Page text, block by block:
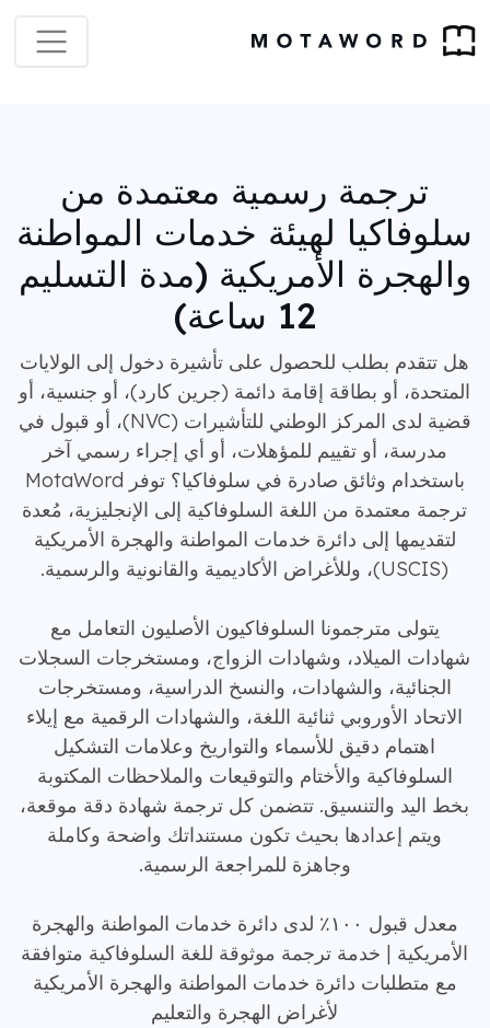
ترجمة رسمية معتمدة من
سلوفاكيا لهيئة خدمات المواطنة
والهجرة الأمريكية (مدة التسليم
12 ساعة)
هل تتقدم بطلب للحصول على تأشيرة دخول إلى الولايات
المتحدة، أو بطاقة إقامة دائمة (جرين كارد)، أو جنسية، أو
قضية لدى المركز الوطني للتأشيرات (NVC)، أو قبول في
مدرسة، أو تقييم للمؤهلات، أو أي إجراء رسمي آخر
باستخدام وثائق صادرة في سلوفاكيا؟ توفر MotaWord
ترجمة معتمدة من اللغة السلوفاكية إلى الإنجليزية، مُعدة
لتقديمها إلى دائرة خدمات المواطنة والهجرة الأمريكية
(USCIS)، وللأغراض الأكاديمية والقانونية والرسمية.
يتولى مترجمونا السلوفاكيون الأصليون التعامل مع
شهادات الميلاد، وشهادات الزواج، ومستخرجات السجلات
الجنائية، والشهادات، والنسخ الدراسية، ومستخرجات
الاتحاد الأوروبي ثنائية اللغة، والشهادات الرقمية مع إيلاء
اهتمام دقيق للأسماء والتواريخ وعلامات التشكيل
السلوفاكية والأختام والتوقيعات والملاحظات المكتوبة
بخط اليد والتنسيق. تتضمن كل ترجمة شهادة دقة موقعة،
ويتم إعدادها بحيث تكون مستنداتك واضحة وكاملة
وجاهزة للمراجعة الرسمية.
معدل قبول ١٠٠٪ لدى دائرة خدمات المواطنة والهجرة
الأمريكية | خدمة ترجمة موثوقة للغة السلوفاكية متوافقة
مع متطلبات دائرة خدمات المواطنة والهجرة الأمريكية
لأغراض الهجرة والتعليم